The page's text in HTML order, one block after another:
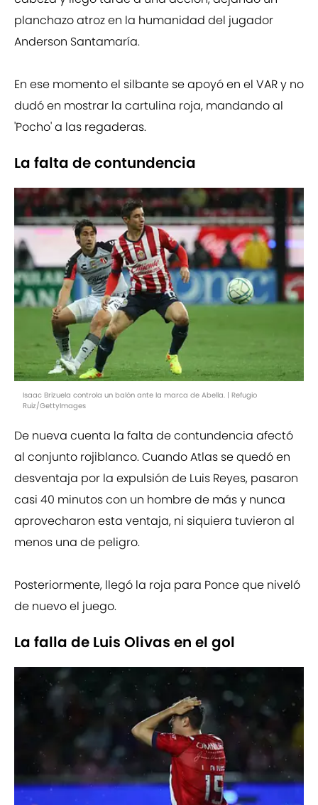
planchazo atroz en la humanidad del jugador
Anderson Santamaría.
En ese momento el silbante se apoyó en el VAR y no
dudó en mostrar la cartulina roja, mandando al
'Pocho' a las regaderas.
La falta de contundencia
Isaac Brizuela controla un balón ante la marca de Abella. | Refugio
Ruiz/GettyImages
De nueva cuenta la falta de contundencia afectó
al conjunto rojiblanco. Cuando Atlas se quedó en
desventaja por la expulsión de Luis Reyes, pasaron
casi 40 minutos con un hombre de más y nunca
aprovecharon esta ventaja, ni siquiera tuvieron al
menos una de peligro.
Posteriormente, llegó la roja para Ponce que niveló
de nuevo el juego.
La falla de Luis Olivas en el gol